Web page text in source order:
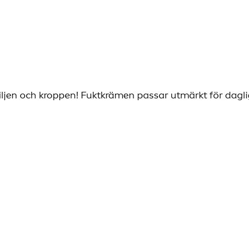
och kroppen! Fuktkrämen passar utmärkt för